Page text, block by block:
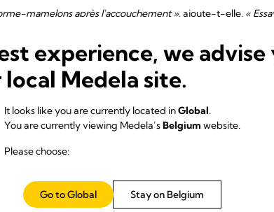
mamelons après l'accouchement », ajoute-t-elle. «
avant d'allaiter. »
ou trois semaines à tenter de mettre mon bébé au sein,
résidant en Allemagne.
« J'ai demandé de l'aide à
m'a encouragée à continuer. Elle m'a conseillé d'essayer
autre, mon petit garçon a commencé à comprendre
mois. »
prendre le sein avec
experience, we
Medela site.
It looks like you are currently located inGlobal.
You are currently viewing Medela’sBelgium website.
Please choose:
Stay on Belgium
Go to Global